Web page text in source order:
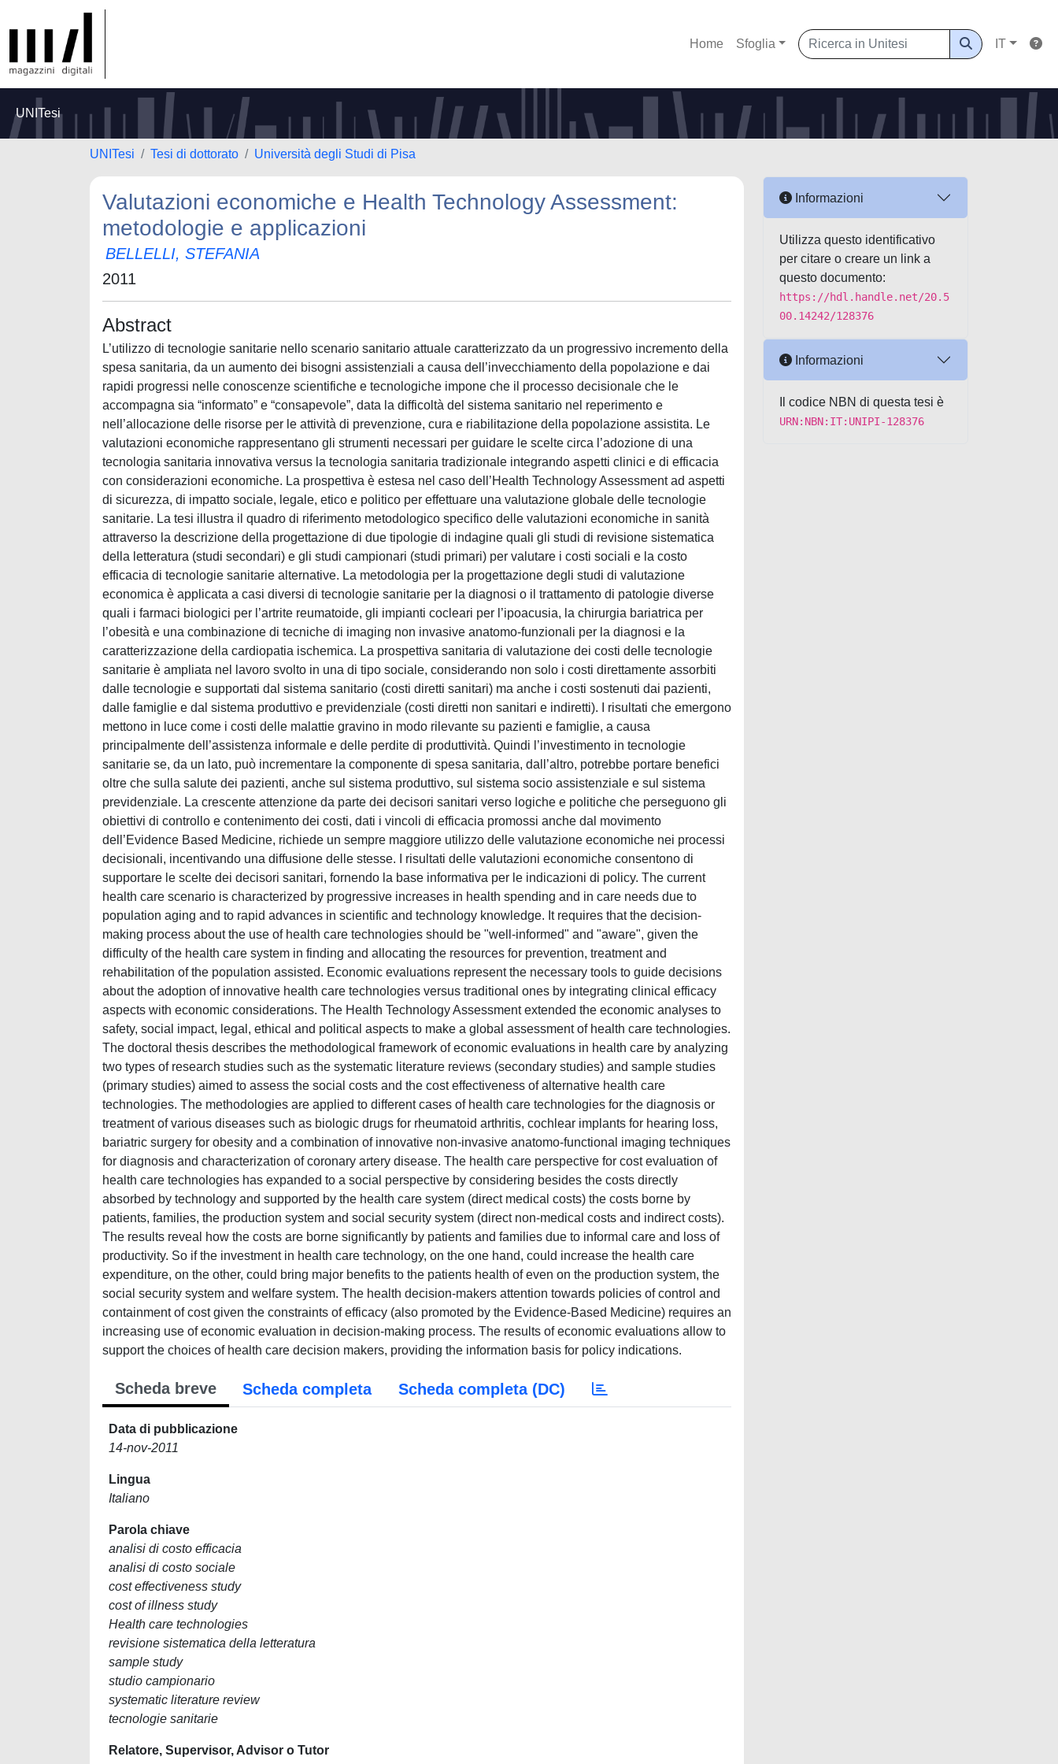
Home Sfoglia IT
UNITesi
UNITesi Tesi di dottorato Università degli Studi di Pisa
Valutazioni economiche e Health Technology Assessment:
metodologie e applicazioni
BELLELLI, STEFANIA
2011
Abstract
L’utilizzo di tecnologie sanitarie nello scenario sanitario attuale caratterizzato da un progressivo incremento della
spesa sanitaria, da un aumento dei bisogni assistenziali a causa dell’invecchiamento della popolazione e dai
rapidi progressi nelle conoscenze scientifiche e tecnologiche impone che il processo decisionale che le
accompagna sia “informato” e “consapevole”, data la difficoltà del sistema sanitario nel reperimento e
nell’allocazione delle risorse per le attività di prevenzione, cura e riabilitazione della popolazione assistita. Le
valutazioni economiche rappresentano gli strumenti necessari per guidare le scelte circa l’adozione di una
tecnologia sanitaria innovativa versus la tecnologia sanitaria tradizionale integrando aspetti clinici e di efficacia
con considerazioni economiche. La prospettiva è estesa nel caso dell’Health Technology Assessment ad aspetti
di sicurezza, di impatto sociale, legale, etico e politico per effettuare una valutazione globale delle tecnologie
sanitarie. La tesi illustra il quadro di riferimento metodologico specifico delle valutazioni economiche in sanità
attraverso la descrizione della progettazione di due tipologie di indagine quali gli studi di revisione sistematica
della letteratura (studi secondari) e gli studi campionari (studi primari) per valutare i costi sociali e la costo
efficacia di tecnologie sanitarie alternative. La metodologia per la progettazione degli studi di valutazione
economica è applicata a casi diversi di tecnologie sanitarie per la diagnosi o il trattamento di patologie diverse
quali i farmaci biologici per l’artrite reumatoide, gli impianti cocleari per l’ipoacusia, la chirurgia bariatrica per
l’obesità e una combinazione di tecniche di imaging non invasive anatomo-funzionali per la diagnosi e la
caratterizzazione della cardiopatia ischemica. La prospettiva sanitaria di valutazione dei costi delle tecnologie
sanitarie è ampliata nel lavoro svolto in una di tipo sociale, considerando non solo i costi direttamente assorbiti
dalle tecnologie e supportati dal sistema sanitario (costi diretti sanitari) ma anche i costi sostenuti dai pazienti,
dalle famiglie e dal sistema produttivo e previdenziale (costi diretti non sanitari e indiretti). I risultati che emergono
mettono in luce come i costi delle malattie gravino in modo rilevante su pazienti e famiglie, a causa
principalmente dell’assistenza informale e delle perdite di produttività. Quindi l’investimento in tecnologie
sanitarie se, da un lato, può incrementare la componente di spesa sanitaria, dall’altro, potrebbe portare benefici
oltre che sulla salute dei pazienti, anche sul sistema produttivo, sul sistema socio assistenziale e sul sistema
previdenziale. La crescente attenzione da parte dei decisori sanitari verso logiche e politiche che perseguono gli
obiettivi di controllo e contenimento dei costi, dati i vincoli di efficacia promossi anche dal movimento
dell’Evidence Based Medicine, richiede un sempre maggiore utilizzo delle valutazione economiche nei processi
decisionali, incentivando una diffusione delle stesse. I risultati delle valutazioni economiche consentono di
supportare le scelte dei decisori sanitari, fornendo la base informativa per le indicazioni di policy. The current
health care scenario is characterized by progressive increases in health spending and in care needs due to
population aging and to rapid advances in scientific and technology knowledge. It requires that the decision-
making process about the use of health care technologies should be "well-informed" and "aware", given the
difficulty of the health care system in finding and allocating the resources for prevention, treatment and
rehabilitation of the population assisted. Economic evaluations represent the necessary tools to guide decisions
about the adoption of innovative health care technologies versus traditional ones by integrating clinical efficacy
aspects with economic considerations. The Health Technology Assessment extended the economic analyses to
safety, social impact, legal, ethical and political aspects to make a global assessment of health care technologies.
The doctoral thesis describes the methodological framework of economic evaluations in health care by analyzing
two types of research studies such as the systematic literature reviews (secondary studies) and sample studies
(primary studies) aimed to assess the social costs and the cost effectiveness of alternative health care
technologies. The methodologies are applied to different cases of health care technologies for the diagnosis or
treatment of various diseases such as biologic drugs for rheumatoid arthritis, cochlear implants for hearing loss,
bariatric surgery for obesity and a combination of innovative non-invasive anatomo-functional imaging techniques
for diagnosis and characterization of coronary artery disease. The health care perspective for cost evaluation of
health care technologies has expanded to a social perspective by considering besides the costs directly
absorbed by technology and supported by the health care system (direct medical costs) the costs borne by
patients, families, the production system and social security system (direct non-medical costs and indirect costs).
The results reveal how the costs are borne significantly by patients and families due to informal care and loss of
productivity. So if the investment in health care technology, on the one hand, could increase the health care
expenditure, on the other, could bring major benefits to the patients health of even on the production system, the
social security system and welfare system. The health decision-makers attention towards policies of control and
containment of cost given the constraints of efficacy (also promoted by the Evidence-Based Medicine) requires an
increasing use of economic evaluation in decision-making process. The results of economic evaluations allow to
support the choices of health care decision makers, providing the information basis for policy indications.
Scheda breve Scheda completa Scheda completa (DC)
Data di pubblicazione
14-nov-2011
Lingua
Italiano
Parola chiave
analisi di costo efficacia
analisi di costo sociale
cost effectiveness study
cost of illness study
Health care technologies
revisione sistematica della letteratura
sample study
studio campionario
systematic literature review
tecnologie sanitarie
Relatore, Supervisor, Advisor o Tutor
Informazioni
Utilizza questo identificativo
per citare o creare un link a
questo documento:
https://hdl.handle.net/20.5
00.14242/128376
Informazioni
Il codice NBN di questa tesi è
URN:NBN:IT:UNIPI-128376